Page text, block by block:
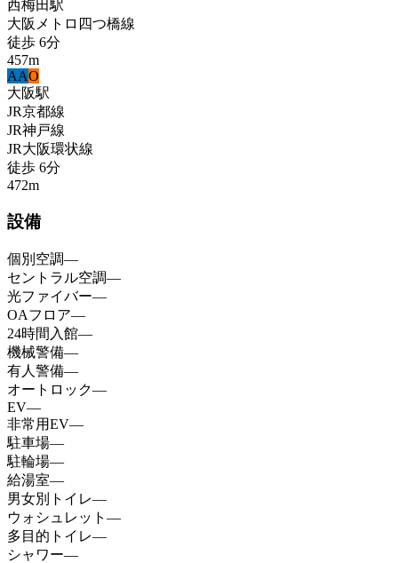
西梅田駅
大阪メトロ四つ橋線
徒歩 6分
457m
AAO
大阪駅
JR京都線
JR神戸線
JR大阪環状線
徒歩 6分
472m
設備
個別空調—
セントラル空調—
光ファイバー—
OAフロア—
24時間入館—
機械警備—
有人警備—
オートロック—
EV—
非常用EV—
駐車場—
駐輪場—
給湯室—
男女別トイレ—
ウォシュレット —
多目的トイレ—
シャワー—